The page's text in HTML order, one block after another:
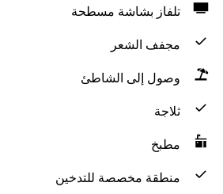
تلفاز بشاشة مسطحة
مجفف الشعر
وصول إلى الشاطئ
ثلاجة
مطبخ
منطقة مخصصة للتدخين